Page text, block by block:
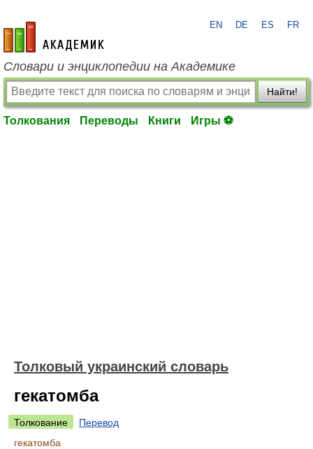
academic.ru
EN DE ES FR
Словари и энциклопедии на Академике
Найти!
Толкования Переводы Книги Игры ⚽
Толковый украинский словарь
гекатомба
Толкование
Перевод
гекатомба